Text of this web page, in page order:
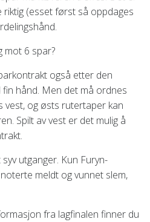
riktig (esset først så oppdages
mot 6 spar?
også etter den
hånd. Men det må ordnes
vest, og østs rutertaper kan
Spilt av vest er det mulig å
utganger. Kun Furyn-
meldt og vunnet slem,
fra lagfinalen finner du